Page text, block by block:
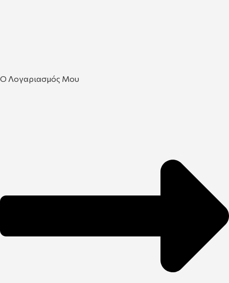
Ο Λογαριασμός Μου